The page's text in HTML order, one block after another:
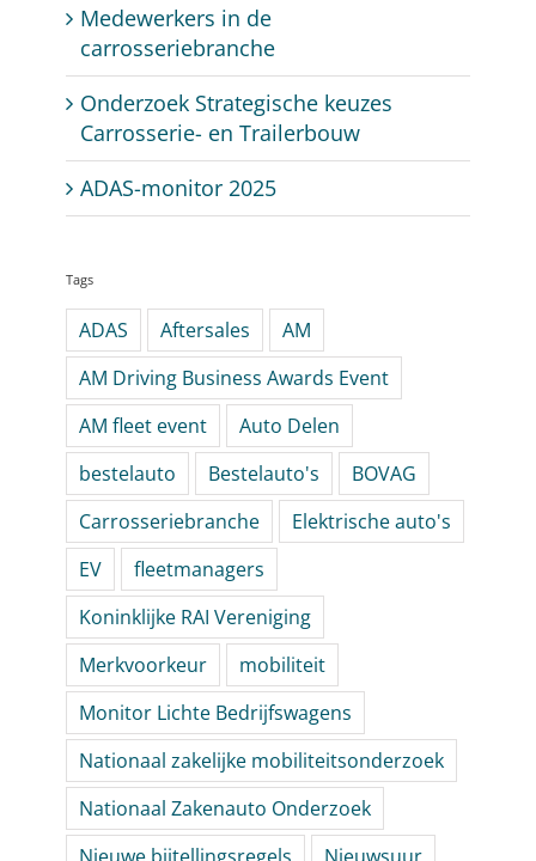
Medewerkers in de
carrosseriebranche
Onderzoek Strategische keuzes
Carrosserie- en Trailerbouw
ADAS-monitor 2025
Tags
ADAS Aftersales
AM
AM Driving Business Awards Event
AM fleet event
Auto Delen
bestelauto
Bestelauto's
BOVAG
Carrosseriebranche
Elektrische auto's
EV
fleetmanagers
Koninklijke RAI Vereniging
Merkvoorkeur
mobiliteit
Monitor Lichte Bedrijfswagens
Nationaal zakelijke mobiliteitsonderzoek
Nationaal Zakenauto Onderzoek